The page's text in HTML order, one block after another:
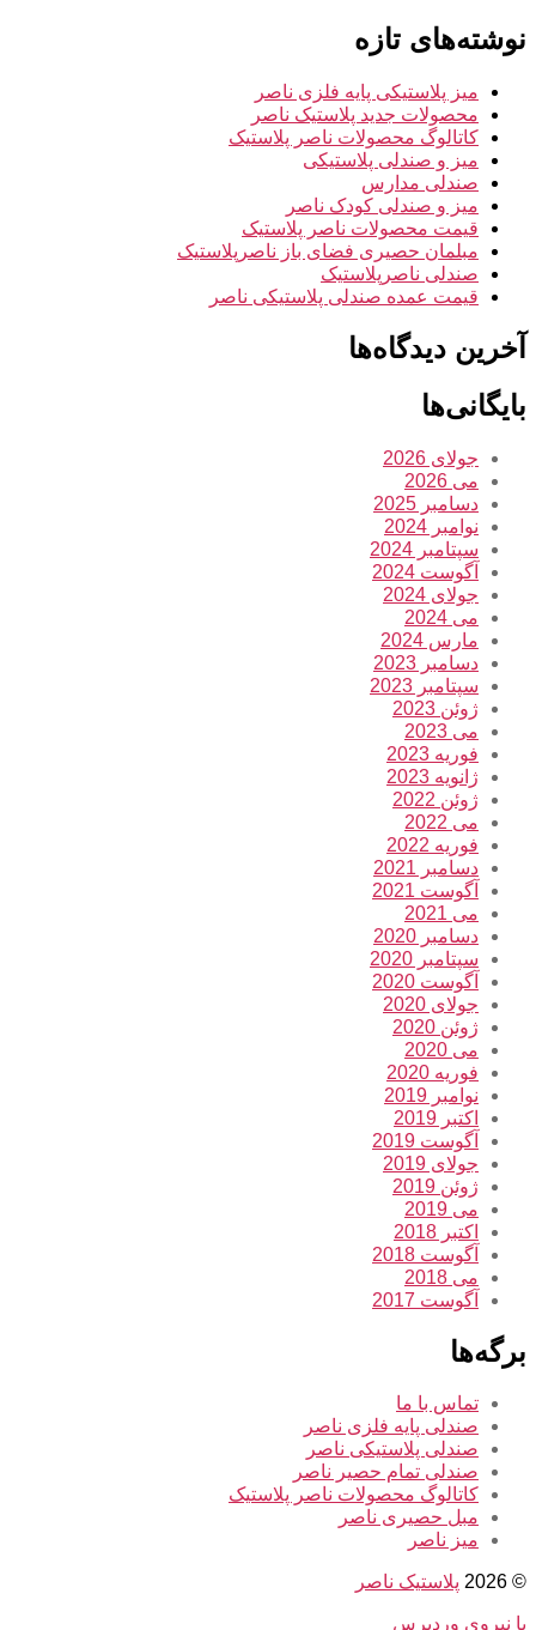
نوشته‌های تازه
میز پلاستیکی پایه فلزی ناصر
محصولات جدید پلاستیک ناصر
کاتالوگ محصولات ناصر پلاستیک
میز و صندلی پلاستیکی
صندلی مدارس
میز و صندلی کودک ناصر
قیمت محصولات ناصر پلاستیک
مبلمان حصیری فضای باز ناصرپلاستیک
صندلی ناصرپلاستیک
قیمت عمده صندلی پلاستیکی ناصر
آخرین دیدگاه‌ها
بایگانی‌ها
جولای 2026
می 2026
دسامبر 2025
نوامبر 2024
سپتامبر 2024
آگوست 2024
جولای 2024
می 2024
مارس 2024
دسامبر 2023
سپتامبر 2023
ژوئن 2023
می 2023
فوریه 2023
ژانویه 2023
ژوئن 2022
می 2022
فوریه 2022
دسامبر 2021
آگوست 2021
می 2021
دسامبر 2020
سپتامبر 2020
آگوست 2020
جولای 2020
ژوئن 2020
می 2020
فوریه 2020
نوامبر 2019
اکتبر 2019
آگوست 2019
جولای 2019
ژوئن 2019
می 2019
اکتبر 2018
آگوست 2018
می 2018
آگوست 2017
برگه‌ها
تماس با ما
صندلی پایه فلزی ناصر
صندلی پلاستیکی ناصر
صندلی تمام حصیر ناصر
کاتالوگ محصولات ناصر پلاستیک
مبل حصیری ناصر
میز ناصر
© 2026 پلاستیک ناصر
با نیروی وردپرس